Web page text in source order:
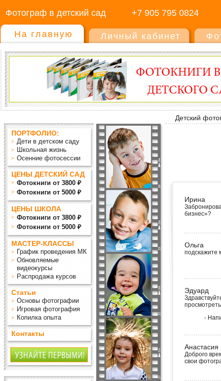
Фотограф в детский сад +7 905 795 0824
На главную Личный кабинет
Детский
ПОРТФОЛИО:
Дети в детском саду
Школьная жизнь
Осенние фотосессии
ЦЕНЫ ДЕТСКИЙ САД
Фотокниги от 3800 ₽
Фотокниги от 5000 ₽
ЦЕНЫ ШКОЛА
Фотокниги от 3800 ₽
Фотокниги от 5000 ₽
МАСТЕР-КЛАССЫ
График проведения МК
Обновляемые
видеокурсы
Распродажа курсов
Статьи
Основы фотографии
Игровая фотография
Копилка опыта
Контакты
Ирина
бизнес»?
Ольга
подскажите
Эдуард
-
Анастасия
Доброго
свои